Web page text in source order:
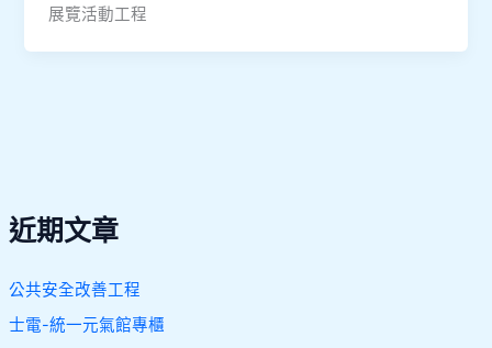
近期文章
公共安全改善工程
士電-統一元氣館專櫃
展覽活動工程